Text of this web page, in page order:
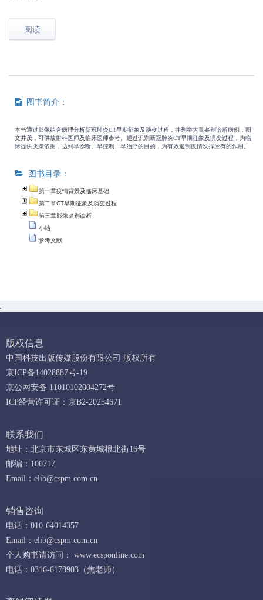
阅读
图书简介：
本书通过影像结合病理分析新冠肺炎CT早期征象及演变过程，并列举大量鉴别诊断病例，图
文并茂，可供放射科医师及临床医师参考。通过识别新冠肺炎CT早期征象及演变过程，为临
床提供决策依据，达到早诊断、早控制、早治疗的目的，为有效遏制疫情发挥应有的作用。
图书目录：
第一章疫情背景及临床基础
第二章CT早期征象及演变过程
第三章影像鉴别诊断
小结
参考文献
版权信息
中国科技出版传媒股份有限公司 版权所有
京ICP备14028887号-19
京公网安备 11010102004272号
ICP经营许可证：京B2-20254671
联系我们
地址：北京市东城区东黄城根北街16号
邮编：100717
Email： elib@cspm.com.cn
销售咨询
电话：010-64014357
Email： elib@cspm.com.cn
个人购书请访问：
www.ecsponline.com
电话：0316-6178903（焦老师）